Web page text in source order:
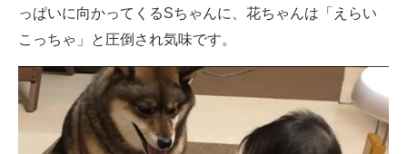
っぱいに向かってくるSちゃんに、花ちゃんは「えらい
こっちゃ」と圧倒され気味です。